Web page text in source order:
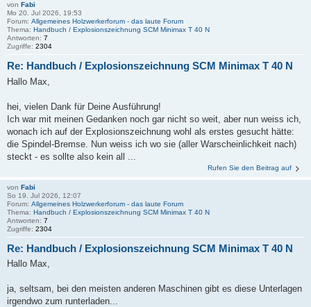
von Fabi
Mo 20. Jul 2026, 19:53
Forum: Allgemeines Holzwerkerforum - das laute Forum
Thema: Handbuch / Explosionszeichnung SCM Minimax T 40 N
Antworten: 7
Zugriffe: 2304
Re: Handbuch / Explosionszeichnung SCM Minimax T 40 N
Hallo Max,
hei, vielen Dank für Deine Ausführung!
Ich war mit meinen Gedanken noch gar nicht so weit, aber nun weiss ich,
wonach ich auf der Explosionszeichnung wohl als erstes gesucht hätte:
die Spindel-Bremse. Nun weiss ich wo sie (aller Warscheinlichkeit nach)
steckt - es sollte also kein all ...
Rufen Sie den Beitrag auf
von Fabi
So 19. Jul 2026, 12:07
Forum: Allgemeines Holzwerkerforum - das laute Forum
Thema: Handbuch / Explosionszeichnung SCM Minimax T 40 N
Antworten: 7
Zugriffe: 2304
Re: Handbuch / Explosionszeichnung SCM Minimax T 40 N
Hallo Max,
ja, seltsam, bei den meisten anderen Maschinen gibt es diese Unterlagen
irgendwo zum runterladen...